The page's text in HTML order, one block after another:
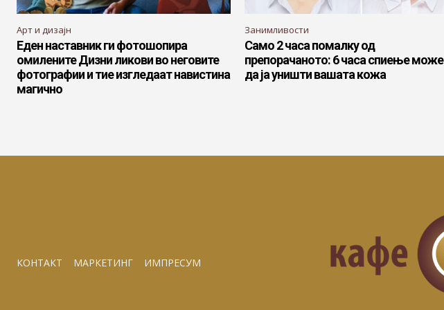
Арт и дизајн
Еден наставник ги фотошопира
омилените Дизни ликови во неговите
фотографии и тие изгледаат навистина
магично
Занимливости
Само 2 часа помалку од
препорачаното: 6 часа спиење може
да ја уништи вашата кожа
КОНТАКТ МАРКЕТИНГ ИМПРЕСУМ